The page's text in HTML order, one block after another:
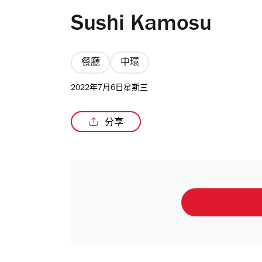
Sushi Kamosu
餐廳 中環
2022年7月6日星期三
分享